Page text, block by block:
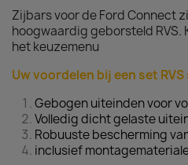
Zijbars voor de Ford Connect
hoogwaardig geborsteld RVS.
het keuzemenu
Uw voordelen bij een set
Gebogen uiteinden voor
Volledig dicht gelaste
Robuuste bescherming
inclusief